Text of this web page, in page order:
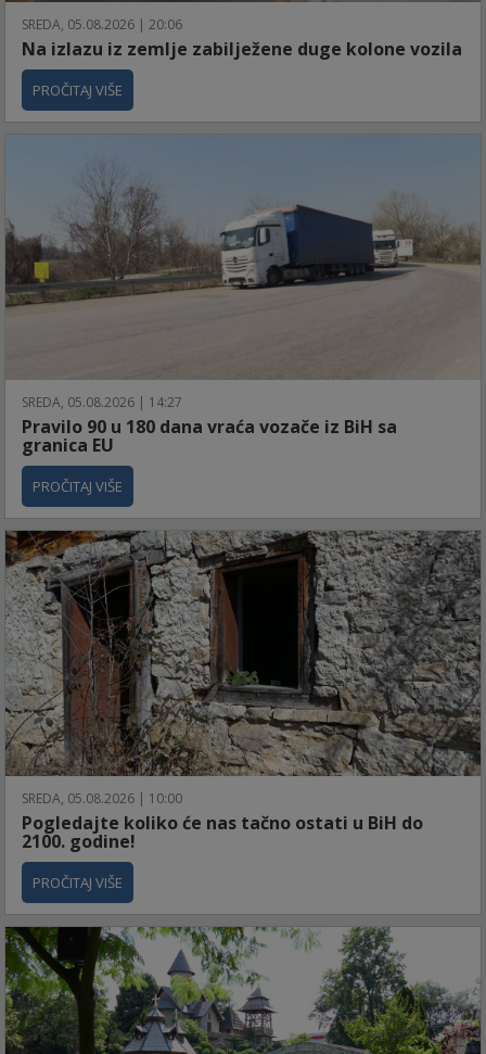
SREDA, 05.08.2026 | 20:06
Na izlazu iz zemlje zabilježene duge kolone vozila
PROČITAJ VIŠE
SREDA, 05.08.2026 | 14:27
Pravilo 90 u 180 dana vraća vozače iz BiH sa
granica EU
PROČITAJ VIŠE
SREDA, 05.08.2026 | 10:00
Pogledajte koliko će nas tačno ostati u BiH do
2100. godine!
PROČITAJ VIŠE